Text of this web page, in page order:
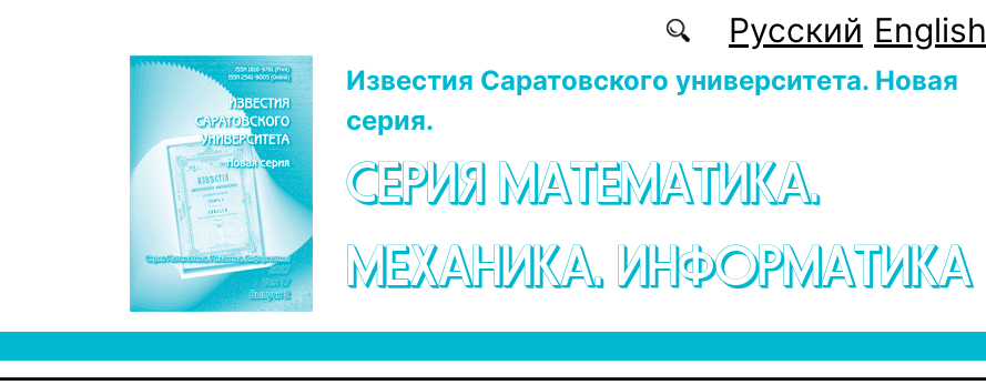
Русский English
Известия Саратовского университета. Новая
серия.
СЕРИЯ МАТЕМАТИКА.
МЕХАНИКА. ИНФОРМАТИКА